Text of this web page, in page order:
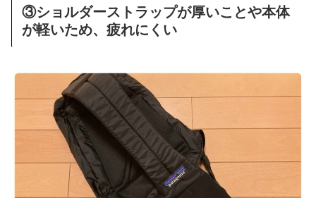
③ショルダーストラップが厚いことや本体
が軽いため、疲れにくい